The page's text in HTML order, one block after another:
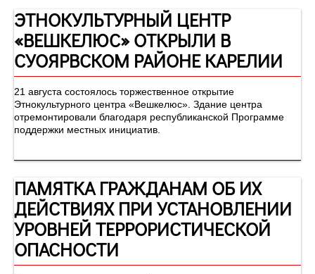
ЭТНОКУЛЬТУРНЫЙ ЦЕНТР
«ВЕШКЕЛЮС» ОТКРЫЛИ В
СУОЯРВСКОМ РАЙОНЕ КАРЕЛИИ
21 августа состоялось торжественное открытие
Этнокультурного центра «Вешкелюс». Здание центра
отремонтировали благодаря республиканской Программе
поддержки местных инициатив.
ПАМЯТКА ГРАЖДАНАМ ОБ ИХ
ДЕЙСТВИЯХ ПРИ УСТАНОВЛЕНИИ
УРОВНЕЙ ТЕРРОРИСТИЧЕСКОЙ
ОПАСНОСТИ